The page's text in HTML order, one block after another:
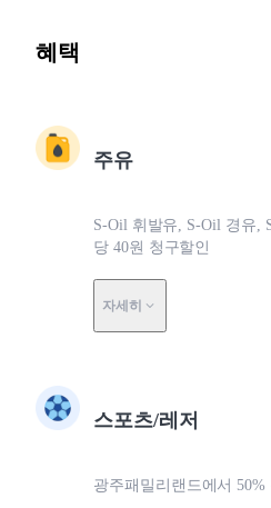
혜택
주유
S-Oil 휘발유, S-Oil 경유,
당 40원 청구할인
자세히
스포츠/레저
광주패밀리랜드에서 50%